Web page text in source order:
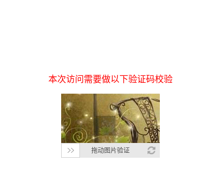
本次访问需要做以下验证码校验
拖动图片验证